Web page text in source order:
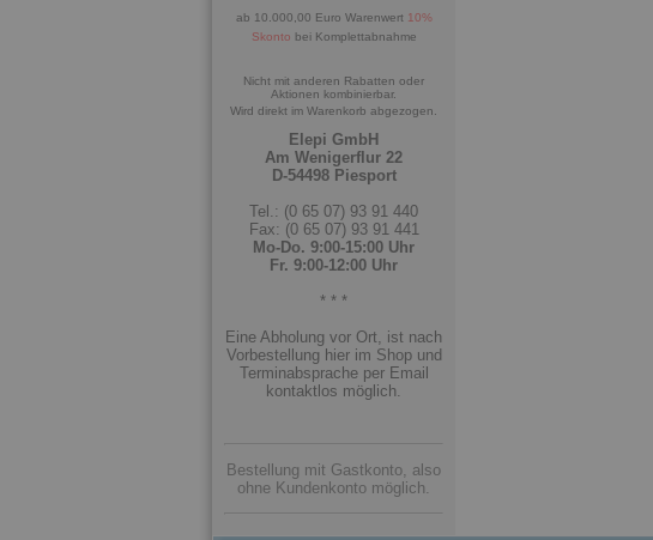
ab 10.000,00 Euro Warenwert 10%
Skonto bei Komplettabnahme
Nicht mit anderen Rabatten oder
Aktionen kombinierbar.
Wird direkt im Warenkorb abgezogen.
Elepi GmbH
Am Wenigerflur 22
D-54498 Piesport
Tel.: (0 65 07) 93 91 440
Fax: (0 65 07) 93 91 441
Mo-Do. 9:00-15:00 Uhr
Fr. 9:00-12:00 Uhr
* * *
Eine Abholung vor Ort, ist nach
Vorbestellung hier im Shop und
Terminabsprache per Email
kontaktlos möglich.
Bestellung mit Gastkonto, also
ohne Kundenkonto möglich.